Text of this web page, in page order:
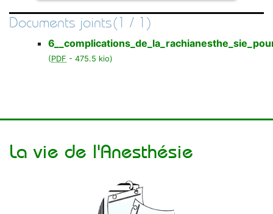
Loading PDF 100% ...
Documents joints(1 / 1)
(PDF - 475.5 kio)
La vie de l'Anesthésie